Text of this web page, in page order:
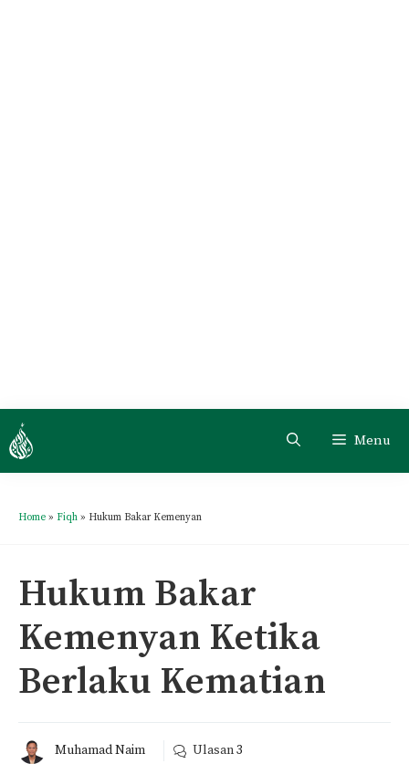
Menu
Home » Fiqh » Hukum Bakar Kemenyan
Hukum Bakar
Kemenyan Ketika
Berlaku Kematian
Muhamad Naim Ulasan3